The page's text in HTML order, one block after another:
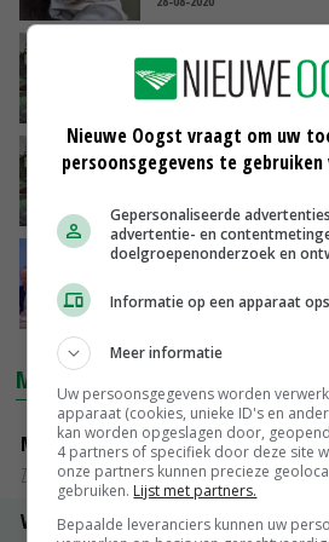
Stop nertsensector in
27-08-2020
Epidemiologe:
enige verklaring
27-08-2020
CDA wil snel
26-08-2020
MARKTPRIJZEN
Magere melkpoeder
Zuivel NL
Vleeskuikens 2001-2600 gr
Nieuwe Oogst vraagt om uw
persoonsgegevens te
Gepersonaliseerde
advertentie- en
doelgroepenonderzoek en
Informatie op een apparaat
Meer informatie
Uw persoonsgegevens worden
apparaat (cookies, unieke ID's en
kan worden opgeslagen door,
4 partners of specifiek door deze site
onze partners kunnen precieze
gebruiken. Lijst met partners.
Bepaalde leveranciers kunnen uw